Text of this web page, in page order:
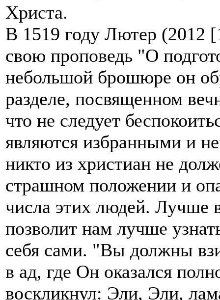
Христа.
В 1519 году Лютер (2012
свою проповедь "О
небольшой брошюре он
разделе, посвященном
что не следует
являются избранными и
никто из христиан не
страшном положении и
числа этих людей. Лучше
позволит нам лучше
себя сами. "Вы должны
в ад, где Он оказался
воскликнул: Эли, Эли,